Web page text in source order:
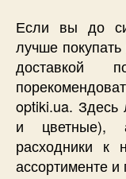
Если вы до
лучше покупать
optiki.ua.
и цветные),
расходники к
ассортименте